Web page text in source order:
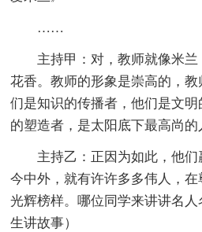
……
主持甲：对，教师就像米
花香。教师的形象是崇高的，
们是知识的传播者，他们是文
的塑造者，是太阳底下最高尚的
主持乙：正因为如此，他
今中外，就有许许多多伟人，
光辉榜样。哪位同学来讲讲名
生讲故事）